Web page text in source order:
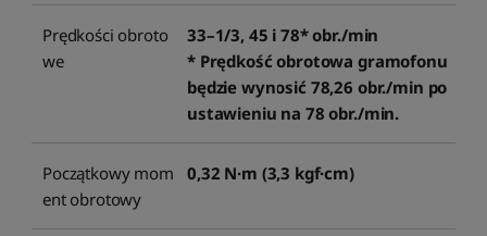
Prędkości obroto
we
33–1/3, 45 i 78* obr./min
* Prędkość obrotowa gramofonu
będzie wynosić 78,26 obr./min po
ustawieniu na 78 obr./min.
Początkowy mom
ent obrotowy
0,32 N·m (3,3 kgf·cm)